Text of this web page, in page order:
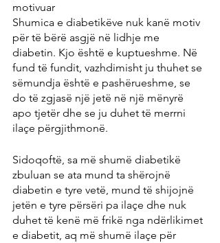
motivuar
Shumica e diabetikëve nuk kanë motiv
për të bërë asgjë në lidhje me
diabetin. Kjo është e kuptueshme. Në
fund të fundit, vazhdimisht ju thuhet se
sëmundja është e pashërueshme, se
do të zgjasë një jetë në një mënyrë
apo tjetër dhe se ju duhet të merrni
ilaçe përgjithmonë.
Sidoqoftë, sa më shumë diabetikë
zbuluan se ata mund ta shërojnë
diabetin e tyre vetë, mund të shijojnë
jetën e tyre përsëri pa ilaçe dhe nuk
duhet të kenë më frikë nga ndërlikimet
e diabetit, aq më shumë ilaçe për